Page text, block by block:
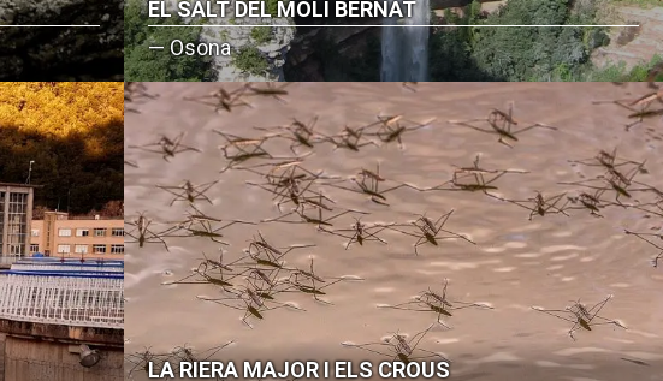
EL SALT DEL MOLÍ BERNAT
— Osona
LA RIERA MAJOR I ELS CROUS